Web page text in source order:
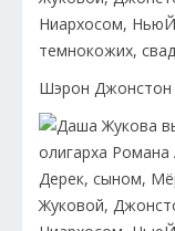
Шэрон